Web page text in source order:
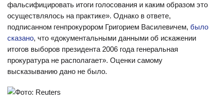
фальсифицировать итоги голосования и каким образом это
осуществлялось на практике». Однако в ответе,
подписанном генпрокурором Григорием Василевичем, было
сказано, что «документальными данными об искажении
итогов выборов президента 2006 года генеральная
прокуратура не располагает». Оценки самому
высказыванию дано не было.